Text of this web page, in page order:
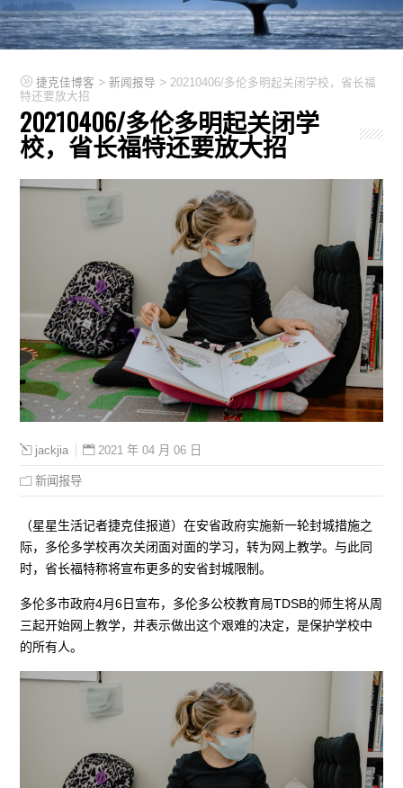
捷克佳博客 >新闻报导 > 20210406/多伦多明起关闭学校，省长福
特还要放大招
20210406/多伦多明起关闭学
校，省长福特还要放大招
jackjia 2021 年 04 月 06 日
新闻报导
（星星生活记者捷克佳报道）在安省政府实施新一轮封城措施之
际，多伦多学校再次关闭面对面的学习，转为网上教学。与此同
时，省长福特称将宣布更多的安省封城限制。
多伦多市政府4月6日宣布，多伦多公校教育局TDSB的师生将从周
三起开始网上教学，并表示做出这个艰难的决定，是保护学校中
的所有人。